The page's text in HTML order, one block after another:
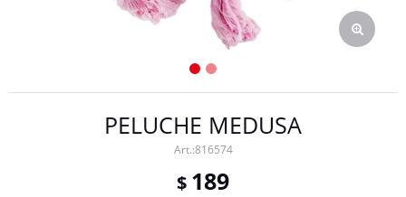
PELUCHE MEDUSA
816574
$ 189